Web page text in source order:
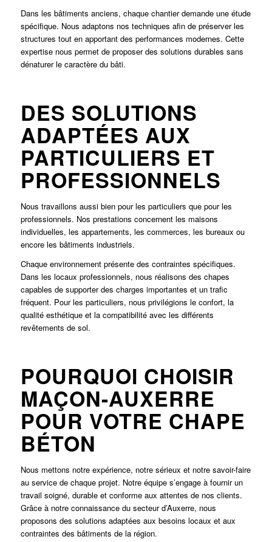
Dans les bâtiments anciens, chaque chantier demande une étude
spécifique. Nous adaptons nos techniques afin de préserver les
structures tout en apportant des performances modernes. Cette
expertise nous permet de proposer des solutions durables sans
dénaturer le caractère du bâti.
DES SOLUTIONS
ADAPTÉES AUX
PARTICULIERS ET
PROFESSIONNELS
Nous travaillons aussi bien pour les particuliers que pour les
professionnels. Nos prestations concernent les maisons
individuelles, les appartements, les commerces, les bureaux ou
encore les bâtiments industriels.
Chaque environnement présente des contraintes spécifiques.
Dans les locaux professionnels, nous réalisons des chapes
capables de supporter des charges importantes et un trafic
fréquent. Pour les particuliers, nous privilégions le confort, la
qualité esthétique et la compatibilité avec les différents
revêtements de sol.
POURQUOI CHOISIR
MAÇON-AUXERRE
POUR VOTRE CHAPE
BÉTON
Nous mettons notre expérience, notre sérieux et notre savoir-faire
au service de chaque projet. Notre équipe s’engage à fournir un
travail soigné, durable et conforme aux attentes de nos clients.
Grâce à notre connaissance du secteur d’Auxerre, nous
proposons des solutions adaptées aux besoins locaux et aux
contraintes des bâtiments de la région.